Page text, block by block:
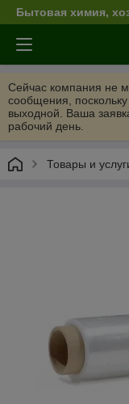
Бытовая химия,
Сейчас компания не
сообщения,
выходной. Ваша
рабочий день.
Товары и